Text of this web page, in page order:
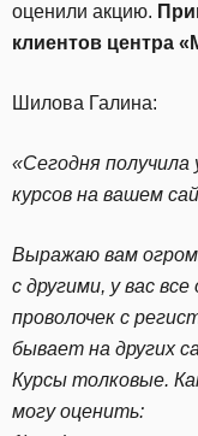
оценили акцию.
клиентов центра
Шилова Галина:
«Сегодня получила
курсов на вашем
Выражаю вам
с другими, у вас
проволочек с
бывает на других
Курсы толковые.
могу оценить: